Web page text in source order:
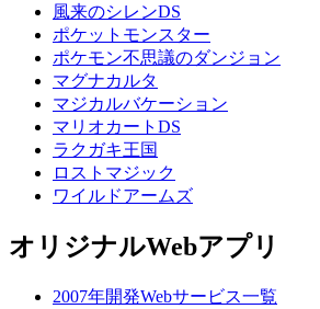
風来のシレンDS
ポケットモンスター
ポケモン不思議のダンジョン
マグナカルタ
マジカルバケーション
マリオカートDS
ラクガキ王国
ロストマジック
ワイルドアームズ
オリジナルWebアプリ
2007年開発Webサービス一覧